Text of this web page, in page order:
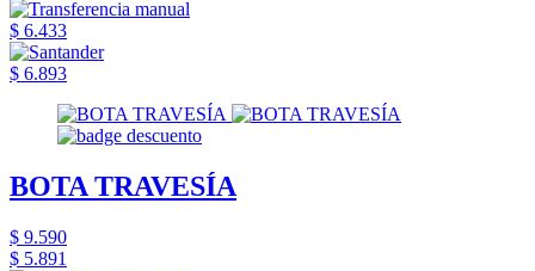
$ 6.433
$ 6.893
BOTA TRAVESÍA
$ 9.590
$ 5.891